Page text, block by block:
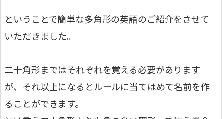
ということで簡単な多角形の英語のご紹介をさせて
いただきました。
二十角形まではそれぞれを覚える必要があります
が、それ以上になるとルールに当てはめて名前を作
ることができます。